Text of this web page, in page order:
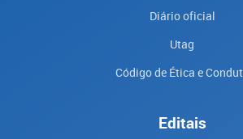
Diário oficial
Utag
Código de Ética e
Editais